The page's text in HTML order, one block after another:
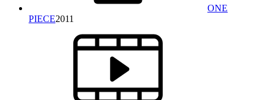
ONE
PIECE2011